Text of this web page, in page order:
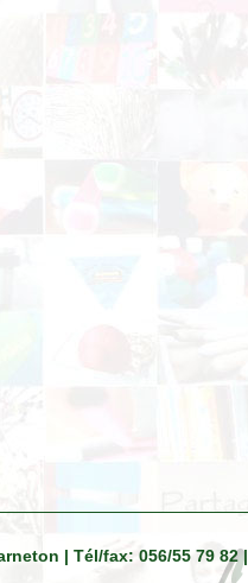
| Tél/fax: 056/55 79 82 |